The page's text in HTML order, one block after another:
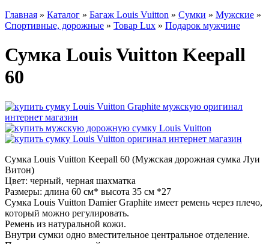
Главная » Каталог » Багаж Louis Vuitton » Сумки » Мужские »
Спортивные, дорожные » Товар Lux » Подарок мужчине
Сумка Louis Vuitton Keepall
60
Сумка Louis Vuitton Keepall 60 (Мужская дорожная сумка Луи
Витон)
Цвет: черный, черная шахматка
Размеры: длина 60 см* высота 35 см *27
Сумка Louis Vuitton Damier Graphite имеет ремень через плечо,
который можно регулировать.
Ремень из натуральной кожи.
Внутри сумки одно вместительное центральное отделение.